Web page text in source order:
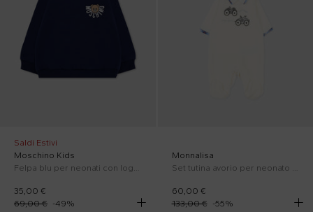
Saldi Estivi
Moschino Kids
Felpa blu per neonati con logo e Teddy Bear
35,00 €
69,00 € -49%
Monnalisa
Set tutina avorio per neonato con ricami
60,00 €
133,00 €
-55%